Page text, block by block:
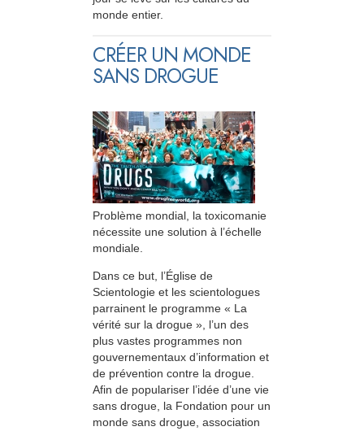
monde entier.
CRÉER UN MONDE
SANS DROGUE
Problème mondial, la toxicomanie
nécessite une solution à l’échelle
mondiale.
Dans ce but, l’Église de
Scientologie et les scientologues
parrainent le programme « La
vérité sur la drogue », l’un des
plus vastes programmes non
gouvernementaux d’information et
de prévention contre la drogue.
Afin de populariser l’idée d’une vie
sans drogue, la Fondation pour un
monde sans drogue, association